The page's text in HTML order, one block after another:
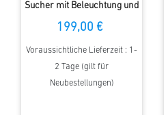
Sucher mit Beleuchtung und
199,00 €
Voraussichtliche Lieferzeit : 1-
2 Tage (gilt für
Neubestellungen)